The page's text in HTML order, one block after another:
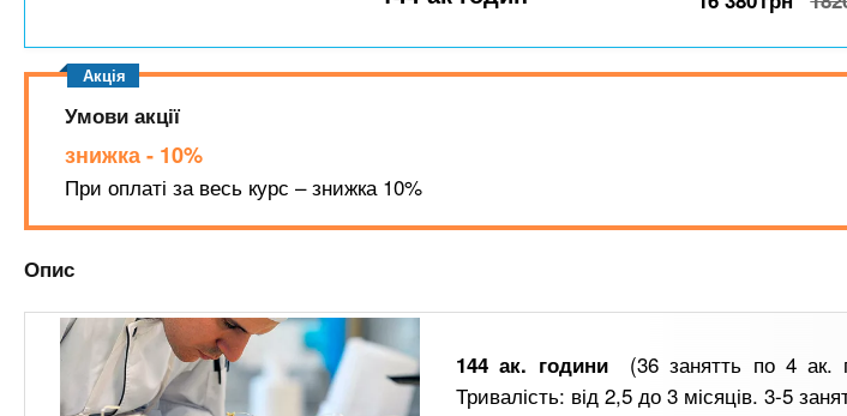
n
t
.
i
n
х
з
а
д
і
в
Умови акції
знижка - 10%
При оплаті за весь курс – знижка 10%
Опис
144 ак. години
(36 занятть по 4
Тривалість: від 2,5 до 3 місяців. 3-5